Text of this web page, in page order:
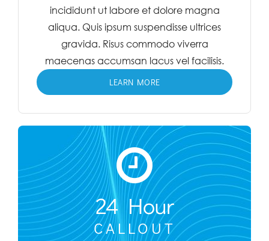
incididunt ut labore et dolore magna
aliqua. Quis ipsum suspendisse ultrices
gravida. Risus commodo viverra
maecenas accumsan lacus vel facilisis.
LEARN MORE
24 Hour
CALLOUT